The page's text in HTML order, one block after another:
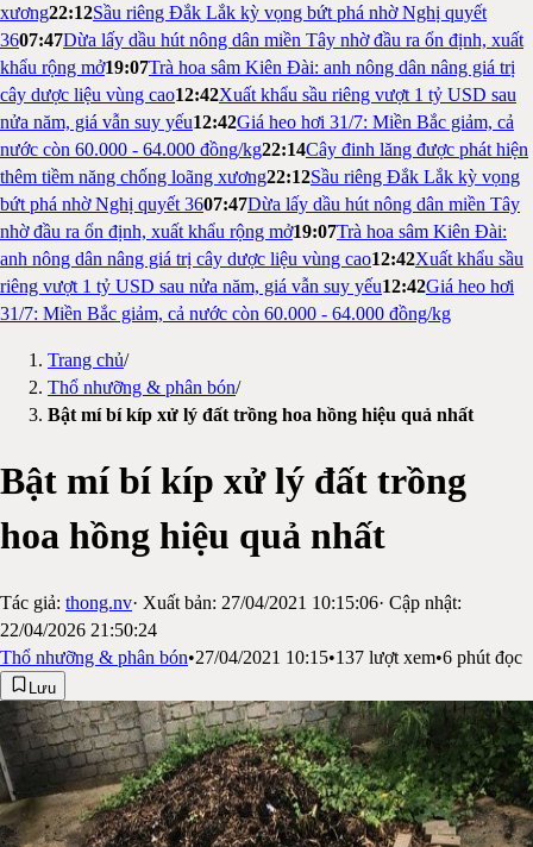
xương22:12Sầu riêng Đắk Lắk kỳ vọng bứt phá nhờ Nghị quyết
3607:47Dừa lấy dầu hút nông dân miền Tây nhờ đầu ra ổn định, xuất
khẩu rộng mở19:07Trà hoa sâm Kiên Đài: anh nông dân nâng giá trị
cây dược liệu vùng cao12:42Xuất khẩu sầu riêng vượt 1 tỷ USD sau
nửa năm, giá vẫn suy yếu12:42Giá heo hơi 31/7: Miền Bắc giảm, cả
nước còn 60.000 - 64.000 đồng/kg22:14Cây đinh lăng được phát hiện
thêm tiềm năng chống loãng xương22:12Sầu riêng Đắk Lắk kỳ vọng
bứt phá nhờ Nghị quyết 3607:47Dừa lấy dầu hút nông dân miền Tây
nhờ đầu ra ổn định, xuất khẩu rộng mở19:07Trà hoa sâm Kiên Đài:
anh nông dân nâng giá trị cây dược liệu vùng cao12:42Xuất khẩu sầu
riêng vượt 1 tỷ USD sau nửa năm, giá vẫn suy yếu12:42Giá heo hơi
31/7: Miền Bắc giảm, cả nước còn 60.000 - 64.000 đồng/kg
Trang chủ/
Thổ nhưỡng & phân bón/
Bật mí bí kíp xử lý đất trồng hoa hồng hiệu quả nhất
Bật mí bí kíp xử lý đất trồng
hoa hồng hiệu quả nhất
Tác giả: thong.nv· Xuất bản: 27/04/2021 10:15:06· Cập nhật:
22/04/2026 21:50:24
Thổ nhưỡng & phân bón•27/04/2021 10:15•137 lượt xem•6 phút đọc
Lưu